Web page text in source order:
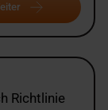
Richtlinie